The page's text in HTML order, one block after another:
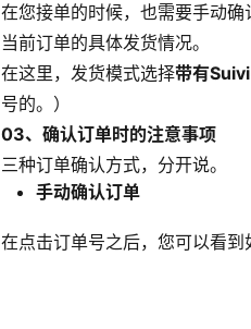
在您接单的时候，也需要手动
当前订单的具体发货情况。
在这里，发货模式选择带有
号的。）
03、 确认订单时的注意事项
三种订单确认方式，分开说。
手动确认订单
在点击订单号之后，您可以看